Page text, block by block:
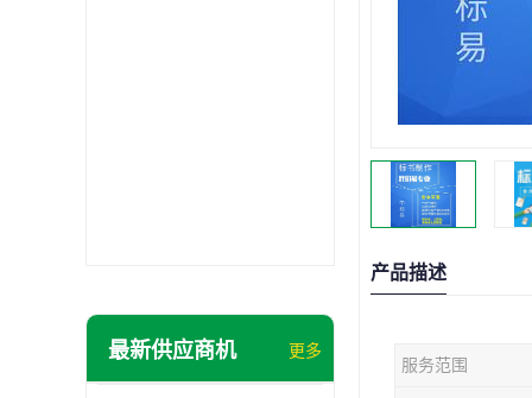
最新供应商机 更多
产品描述
服务范围